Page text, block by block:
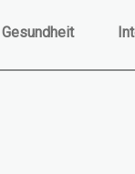
Gesundheit